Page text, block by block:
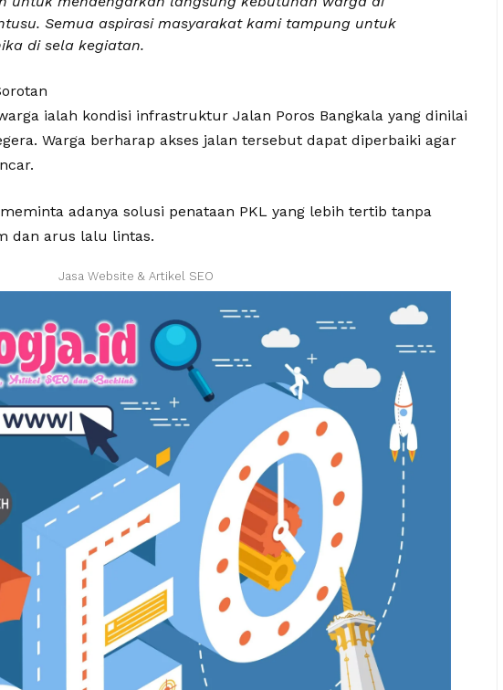
Semua aspirasi masyarakat kami tampung untuk
di sela kegiatan.
ialah kondisi infrastruktur Jalan Poros Bangkala yang dinilai
Warga berharap akses jalan tersebut dapat diperbaiki agar
adanya solusi penataan PKL yang lebih tertib tanpa
dan arus lalu lintas.
Jasa Website & Artikel SEO